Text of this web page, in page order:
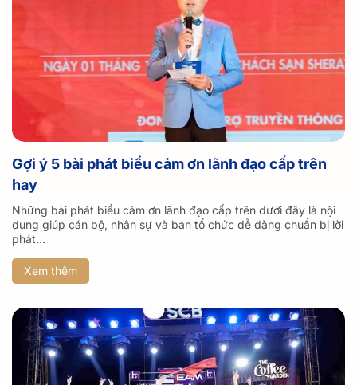
Gợi ý 5 bài phát biểu cảm ơn lãnh đạo cấp trên
hay
Những bài phát biểu cảm ơn lãnh đạo cấp trên dưới đây là nội
dung giúp cán bộ, nhân sự và ban tổ chức dễ dàng chuẩn bị lời
phát...
Xem thêm